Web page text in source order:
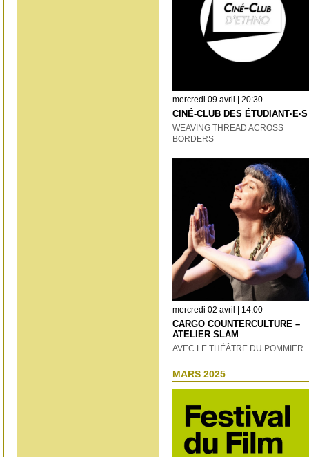
mercredi 09 avril | 20:30
CINÉ-CLUB DES ÉTUDIANT·E·S
WEAVING THREAD ACROSS
BORDERS
mercredi 02 avril | 14:00
CARGO COUNTERCULTURE –
ATELIER SLAM
AVEC LE THÉÂTRE DU POMMIER
MARS 2025